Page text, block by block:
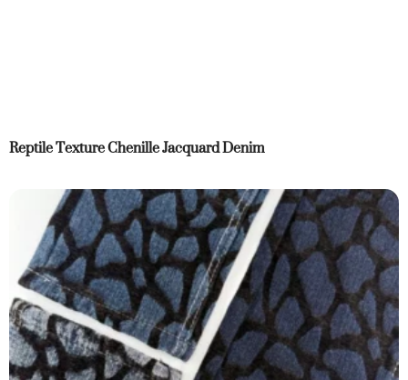
Reptile Texture Chenille Jacquard Denim